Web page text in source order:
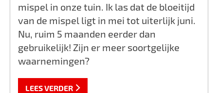
mispel in onze tuin. Ik las dat de bloeitijd
van de mispel ligt in mei tot uiterlijk juni.
Nu, ruim 5 maanden eerder dan
gebruikelijk! Zijn er meer soortgelijke
waarnemingen?
LEES VERDER